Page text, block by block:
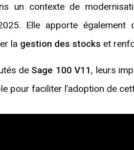
un contexte de
Elle apporte également
la gestion des stocks et
de Sage 100 V11, leurs
pour faciliter l’adoption de